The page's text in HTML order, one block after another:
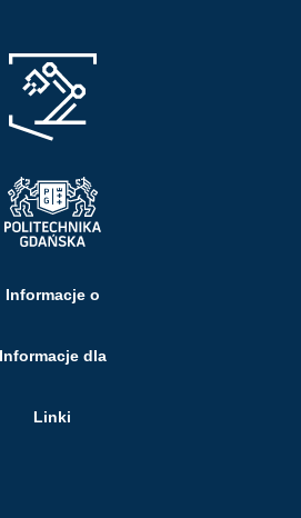
Informacje o
Informacje dla
Linki